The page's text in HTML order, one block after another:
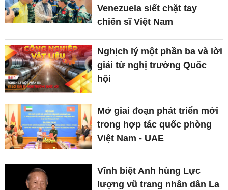
Venezuela siết chặt tay
chiến sĩ Việt Nam
Nghịch lý một phần ba và lời
giải từ nghị trường Quốc
hội
Mở giai đoạn phát triển mới
trong hợp tác quốc phòng
Việt Nam - UAE
Vĩnh biệt Anh hùng Lực
lượng vũ trang nhân dân La